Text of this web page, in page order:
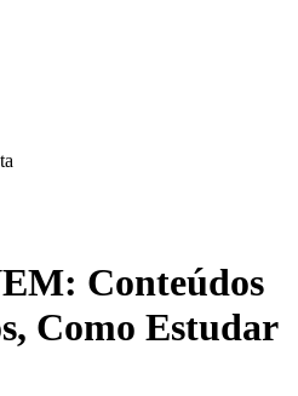
Conteúdos
Como Estudar